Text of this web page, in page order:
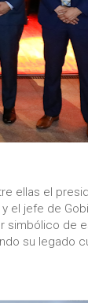
ellas el
el jefe de
simbólico de
su legado